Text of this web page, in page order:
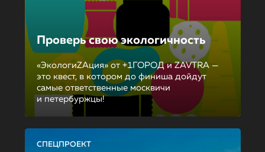
Проверь свою экологичность
«ЭкологиZAция» от +1ГОРОД и ZAVTRA —
это квест, в котором до финиша дойдут
самые ответственные москвичи
и петербуржцы!
СПЕЦПРОЕКТ